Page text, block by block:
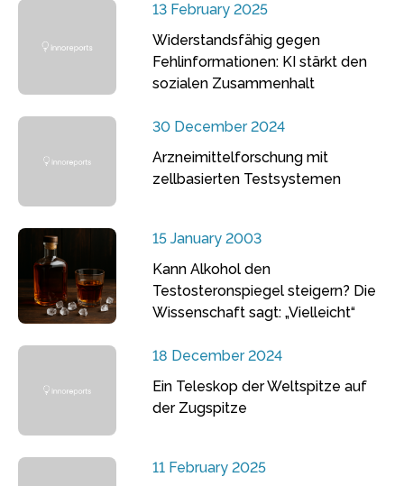
13 February 2025
Widerstandsfähig gegen
Fehlinformationen: KI stärkt den
sozialen Zusammenhalt
30 December 2024
Arzneimittelforschung mit
zellbasierten Testsystemen
15 January 2003
Kann Alkohol den
Testosteronspiegel steigern? Die
Wissenschaft sagt: „Vielleicht“
18 December 2024
Ein Teleskop der Weltspitze auf
der Zugspitze
11 February 2025